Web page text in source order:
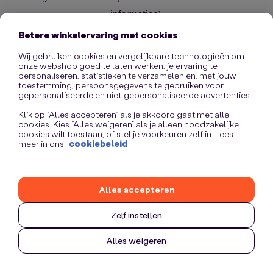
information).
Betere winkelervaring met cookies
Wij gebruiken cookies en vergelijkbare technologieën om
onze webshop goed te laten werken, je ervaring te
personaliseren, statistieken te verzamelen en, met jouw
toestemming, persoonsgegevens te gebruiken voor
gepersonaliseerde en niet-gepersonaliseerde advertenties.
Klik op “Alles accepteren” als je akkoord gaat met alle
cookies. Kies “Alles weigeren” als je alleen noodzakelijke
cookies wilt toestaan, of stel je voorkeuren zelf in. Lees
meer in ons cookiebeleid
Zelf instellen
Alles weigeren
Alles accepteren